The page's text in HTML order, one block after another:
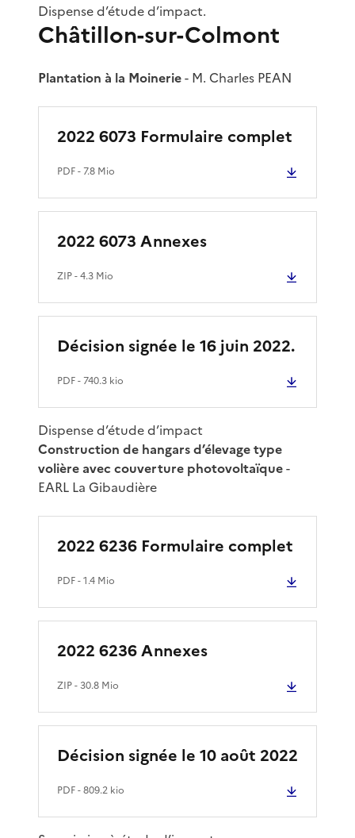
Dispense d’étude d’impact.
Châtillon-sur-Colmont
Plantation à la Moinerie- M. Charles PEAN
2022 6073 Formulaire complet
PDF- 7.8 Mio
2022 6073 Annexes
ZIP- 4.3 Mio
Décision signée le 16 juin 2022.
PDF- 740.3 kio
Dispense d’étude d’impact
Construction de hangars d’élevage type
volière avec couverture photovoltaïque-
EARL La Gibaudière
2022 6236 Formulaire complet
PDF- 1.4 Mio
2022 6236 Annexes
ZIP- 30.8 Mio
Décision signée le 10 août 2022
PDF- 809.2 kio